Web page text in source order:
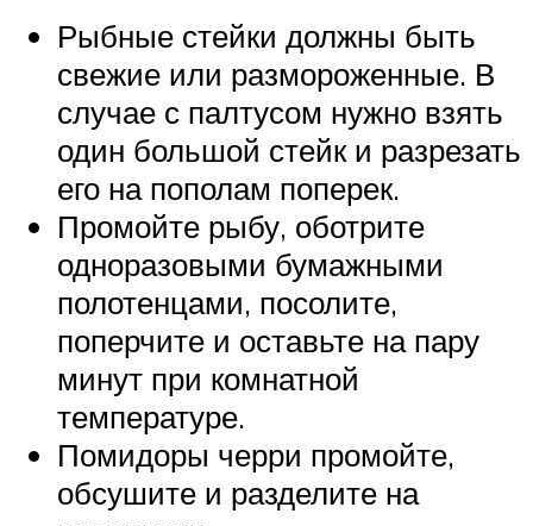
Рыбные стейки должны быть
свежие или размороженные. В
случае с палтусом нужно взять
один большой стейк и разрезать
его на пополам поперек.
Промойте рыбу, оботрите
одноразовыми бумажными
полотенцами, посолите,
поперчите и оставьте на пару
минут при комнатной
температуре.
Помидоры черри промойте,
обсушите и разделите на